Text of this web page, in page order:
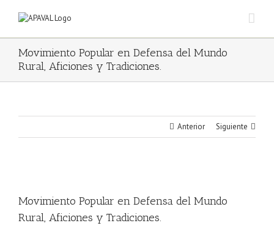
Movimiento Popular en Defensa del Mundo
Rural, Aficiones y Tradiciones.
Anterior Siguiente
más
grande
Movimiento Popular en Defensa del Mundo
Rural, Aficiones y Tradiciones.